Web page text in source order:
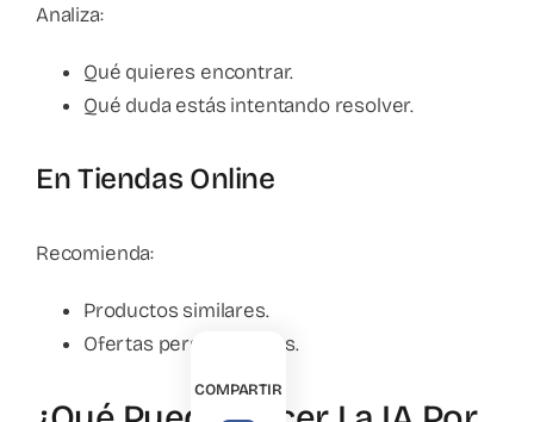
Analiza:
Qué quieres encontrar.
Qué duda estás intentando resolver.
En Tiendas Online
Recomienda:
Productos similares.
Ofertas personalizadas.
COMPARTIR